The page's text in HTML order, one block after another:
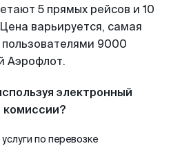
5 прямых рейсов и 10
варьируется, самая
9000
Аэрофлот.
электронный
комиссии?
по перевозке